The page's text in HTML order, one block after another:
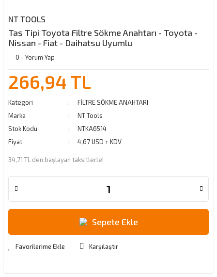
NT TOOLS
Tas Tipi Toyota Filtre Sökme Anahtarı - Toyota -
Nissan - Fiat - Daihatsu Uyumlu
0 - Yorum Yap
266,94 TL
Kategori
FİLTRE SÖKME ANAHTARI
Marka
NT Tools
Stok Kodu
NTKA6514
Fiyat
4,67 USD + KDV
34,71 TL den başlayan taksitlerle!
Sepete Ekle
Karşılaştır